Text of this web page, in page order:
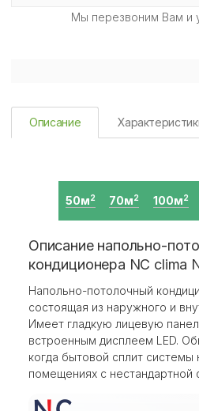
Мы перезвоним Вам и
Описание
50м2 70м2 100м2
Описание напольно-
кондиционера NC clima
Напольно-потолочный
состоящая из наружного и
Имеет гладкую лицевую
встроенным дисплеем LED.
когда бытовой сплит системы
помещениях с нестандартной